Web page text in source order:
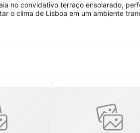
no convidativo terraço ensolarado,
o clima de Lisboa em um ambiente